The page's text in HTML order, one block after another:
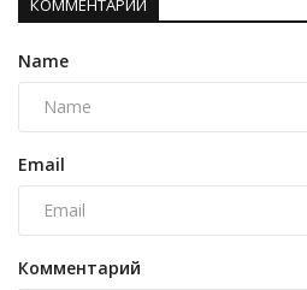
КОММЕНТАРИИ
Name
Email
Комментарий